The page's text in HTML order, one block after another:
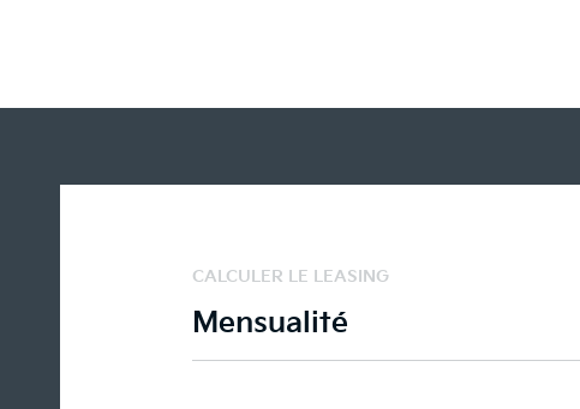
CALCULER LE LEASING
Mensualité